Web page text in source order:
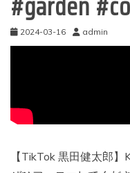
2024-03-16 admin
【TikTok 黒田健太郎】